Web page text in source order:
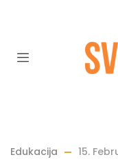
Edukacija 15.